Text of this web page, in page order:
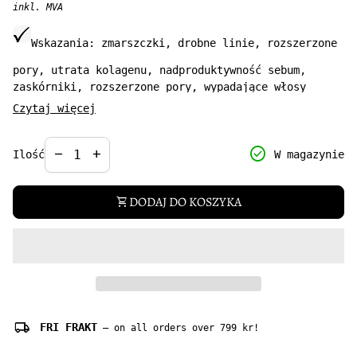
inkl. MVA
Wskazania: zmarszczki, drobne linie, rozszerzone
pory, utrata kolagenu, nadproduktywność sebum,
zaskórniki, rozszerzone pory, wypadające włosy
sprawdzi się w pielęgnacji skóry dojrzałej, ze
zmarszczkami. Bogaty w witaminy C, E, A, D, B
kompleks i minerały. Zawiera 1700 przeciwutleniaczy,
posiada właściwości antyseptyczne i przeciwzapalne.
Odbudowuje kolagen oraz opóźnia procesy starzenia
się skóry.
Czytaj więcej
Ilość
Decrease quantity for
remove
Increase quantity for
add check_circle W magazynie
shopping_cart DODAJ DO KOSZYKA
local_shipping FRI FRAKT — on all orders over 799 kr!